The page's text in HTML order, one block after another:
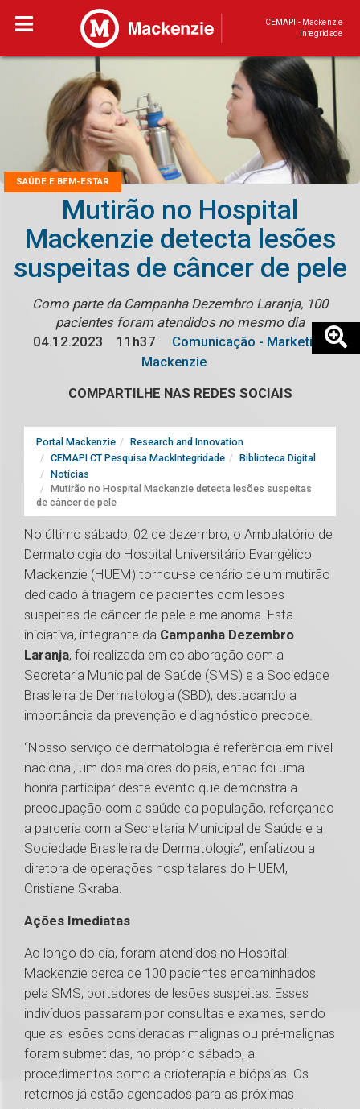
CEMAPI - Mackenzie
Integridade
SAÚDE E BEM-ESTAR
Mutirão no Hospital
Mackenzie detecta lesões
suspeitas de câncer de pele
Como parte da Campanha Dezembro Laranja, 100
pacientes foram atendidos no mesmo dia
04.12.2023
11h37
Comunicação - Marketing
Mackenzie
COMPARTILHE NAS REDES SOCIAIS
Portal Mackenzie
Research and Innovation
CEMAPI CT Pesquisa MackIntegridade
Biblioteca Digital
Notícias
Mutirão no Hospital Mackenzie detecta lesões suspeitas
de câncer de pele
No último sábado, 02 de dezembro, o Ambulatório de
Dermatologia do Hospital Universitário Evangélico
Mackenzie (HUEM) tornou-se cenário de um mutirão
dedicado à triagem de pacientes com lesões
suspeitas de câncer de pele e melanoma. Esta
iniciativa, integrante da Campanha Dezembro
Laranja, foi realizada em colaboração com a
Secretaria Municipal de Saúde (SMS) e a Sociedade
Brasileira de Dermatologia (SBD), destacando a
importância da prevenção e diagnóstico precoce.
“Nosso serviço de dermatologia é referência em nível
nacional, um dos maiores do país, então foi uma
honra participar deste evento que demonstra a
preocupação com a saúde da população, reforçando
a parceria com a Secretaria Municipal de Saúde e a
Sociedade Brasileira de Dermatologia”, enfatizou a
diretora de operações hospitalares do HUEM,
Cristiane Skraba.
Ações Imediatas
Ao longo do dia, foram atendidos no Hospital
Mackenzie cerca de 100 pacientes encaminhados
pela SMS, portadores de lesões suspeitas. Esses
indivíduos passaram por consultas e exames, sendo
que as lesões consideradas malignas ou pré-malignas
foram submetidas, no próprio sábado, a
procedimentos como a crioterapia e biópsias. Os
retornos já estão agendados para as próximas